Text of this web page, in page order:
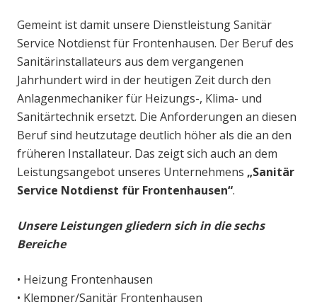
Gemeint ist damit unsere Dienstleistung Sanitär
Service Notdienst für Frontenhausen. Der Beruf des
Sanitärinstallateurs aus dem vergangenen
Jahrhundert wird in der heutigen Zeit durch den
Anlagenmechaniker für Heizungs-, Klima- und
Sanitärtechnik ersetzt. Die Anforderungen an diesen
Beruf sind heutzutage deutlich höher als die an den
früheren Installateur. Das zeigt sich auch an dem
Leistungsangebot unseres Unternehmens „Sanitär
Service Notdienst für Frontenhausen“.
Unsere Leistungen gliedern sich in die sechs
Bereiche
• Heizung Frontenhausen
• Klempner/Sanitär Frontenhausen